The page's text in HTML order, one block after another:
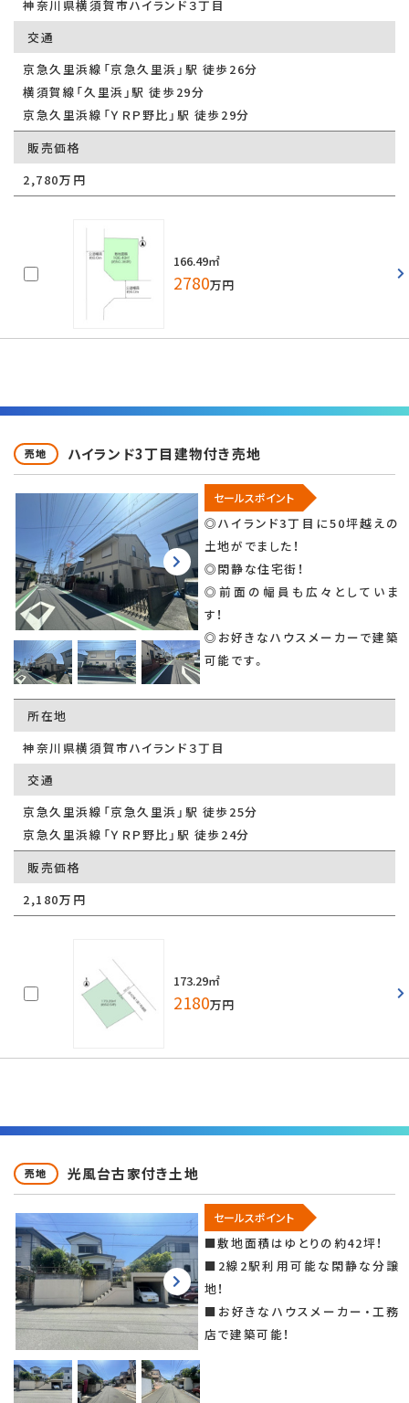
神奈川県横須賀市ハイランド３丁目
交通
京急久里浜線「京急久里浜」駅 徒歩26分
横須賀線「久里浜」駅 徒歩29分
京急久里浜線「ＹＲＰ野比」駅 徒歩29分
販売価格
2,780万円
166.49㎡
2780万円
売地 ハイランド3丁目建物付き売地
セールスポイント
◎ハイランド3丁目に50坪越えの
土地がでました！
◎閑静な住宅街！
◎前面の幅員も広々としていま
す！
◎お好きなハウスメーカーで建築
可能です。
所在地
神奈川県横須賀市ハイランド３丁目
交通
京急久里浜線「京急久里浜」駅 徒歩25分
京急久里浜線「ＹＲＰ野比」駅 徒歩24分
販売価格
2,180万円
173.29㎡
2180万円
売地 光風台古家付き土地
セールスポイント
■敷地面積はゆとりの約42坪！
■2線2駅利用可能な閑静な分譲
地！
■お好きなハウスメーカー・工務
店で建築可能！